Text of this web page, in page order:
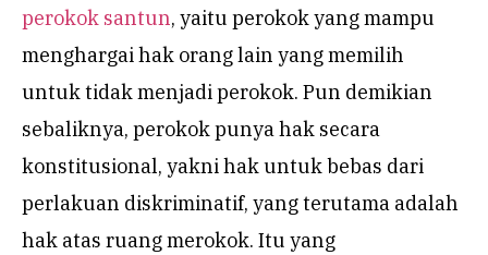
perokok santun, yaitu perokok yang mampu
menghargai hak orang lain yang memilih
untuk tidak menjadi perokok. Pun demikian
sebaliknya, perokok punya hak secara
konstitusional, yakni hak untuk bebas dari
perlakuan diskriminatif, yang terutama adalah
hak atas ruang merokok. Itu yang